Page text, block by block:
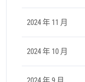
2024 年 11 月
2024 年 10 月